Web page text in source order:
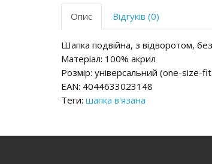
Опис Відгуків (0)
Шапка подвійна, з відворотом, без
Матеріал: 100% акрил
Розмір: універсальний (one-size-
EAN: 4044633023148
Теги: шапка в'язана